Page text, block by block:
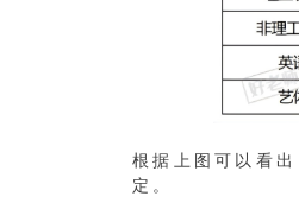
根据上图可以看
定。